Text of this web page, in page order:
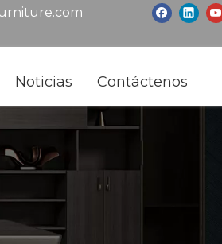
Noticias Contáctenos